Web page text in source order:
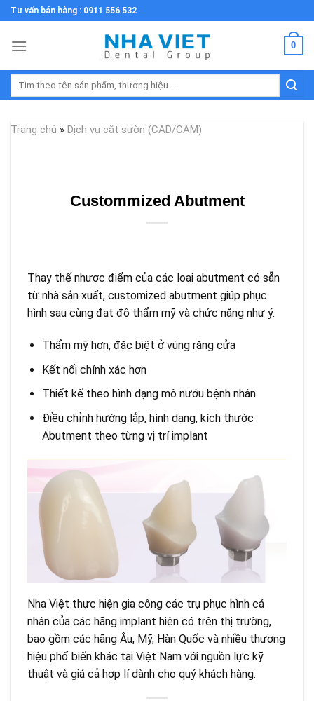
Skip
to
content
Tư vấn bán hàng : 0911 556 532
0
Tìm
Trang chủ » Dịch vụ cắt sườn (CAD/CAM)
Custommized Abutment
Thay thế nhược điểm của các loại abutment có sẵn
từ nhà sản xuất, customized abutment giúp phục
hình sau cùng đạt độ thẩm mỹ và chức năng như ý.
Thẩm mỹ hơn, đặc biệt ở vùng răng cửa
Kết nối chính xác hơn
Thiết kế theo hình dạng mô nướu bệnh nhân
Điều chỉnh hướng lắp, hình dạng, kích thước
Abutment theo từng vị trí implant
Nha Việt thực hiện gia công các trụ phục hình cá
nhân của các hãng implant hiện có trên thị trường,
bao gồm các hãng Âu, Mỹ, Hàn Quốc và nhiều thương
hiệu phổ biến khác tại Việt Nam với nguồn lực kỹ
thuật và giá cả hợp lí dành cho quý khách hàng.